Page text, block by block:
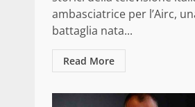
ambasciatrice per l’Airc,
battaglia nata...
Read More